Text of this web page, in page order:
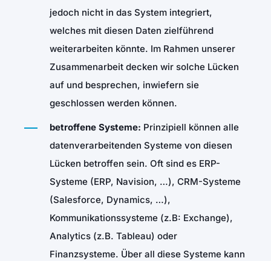
jedoch nicht in das System integriert,
welches mit diesen Daten zielführend
weiterarbeiten könnte. Im Rahmen unserer
Zusammenarbeit decken wir solche Lücken
auf und besprechen, inwiefern sie
geschlossen werden können.
betroffene Systeme: Prinzipiell können alle
datenverarbeitenden Systeme von diesen
Lücken betroffen sein. Oft sind es ERP-
Systeme (ERP, Navision, …), CRM-Systeme
(Salesforce, Dynamics, …),
Kommunikationssysteme (z.B: Exchange),
Analytics (z.B. Tableau) oder
Finanzsysteme. Über all diese Systeme kann